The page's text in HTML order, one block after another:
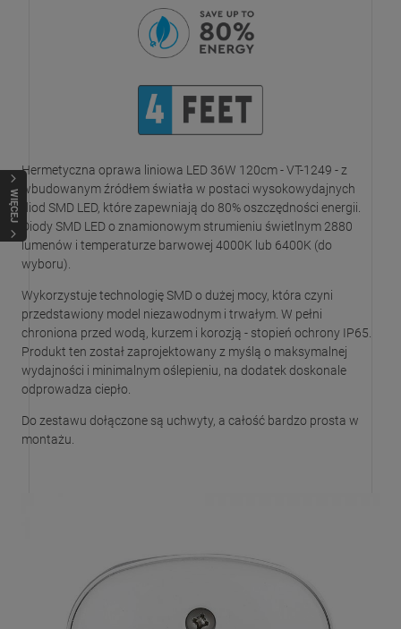
WIĘCEJ
Hermetyczna oprawa liniowa LED 36W 120cm - VT-1249 - z
wbudowanym źródłem światła w postaci wysokowydajnych
diod SMD LED, które zapewniają do 80% oszczędności energii.
Diody SMD LED o znamionowym strumieniu świetlnym 2880
lumenów i temperaturze barwowej 4000K lub 6400K (do
wyboru).
Wykorzystuje technologię SMD o dużej mocy, która czyni
przedstawiony model niezawodnym i trwałym. W pełni
chroniona przed wodą, kurzem i korozją - stopień ochrony IP65.
Produkt ten został zaprojektowany z myślą o maksymalnej
wydajności i minimalnym oślepieniu, na dodatek doskonale
odprowadza ciepło.
Do zestawu dołączone są uchwyty, a całość bardzo prosta w
montażu.